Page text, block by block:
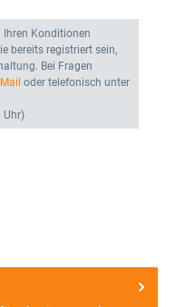
Ihren Konditionen
bereits registriert sein,
Bei Fragen
Mail oder telefonisch unter
Uhr)